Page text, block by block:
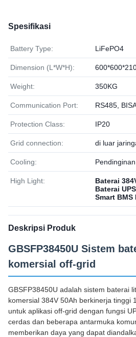
Spesifikasi
Battery Type: LiFePO4
Dimension (L*W*H):
Weight: 350KG
Communication Port: RS485,
Protection Class: IP20
Grid connection: di luar
Cooling:
High Light: Baterai
Baterai
Smart
Deskripsi Produk
GBSFP38450U Sistem
komersial off-grid
GBSFP38450U adalah sistem baterai
komersial 384V 50Ah berkinerja tinggi
untuk aplikasi off-grid dengan fungsi
cerdas dan beberapa antarmuka
memberikan daya yang dapat